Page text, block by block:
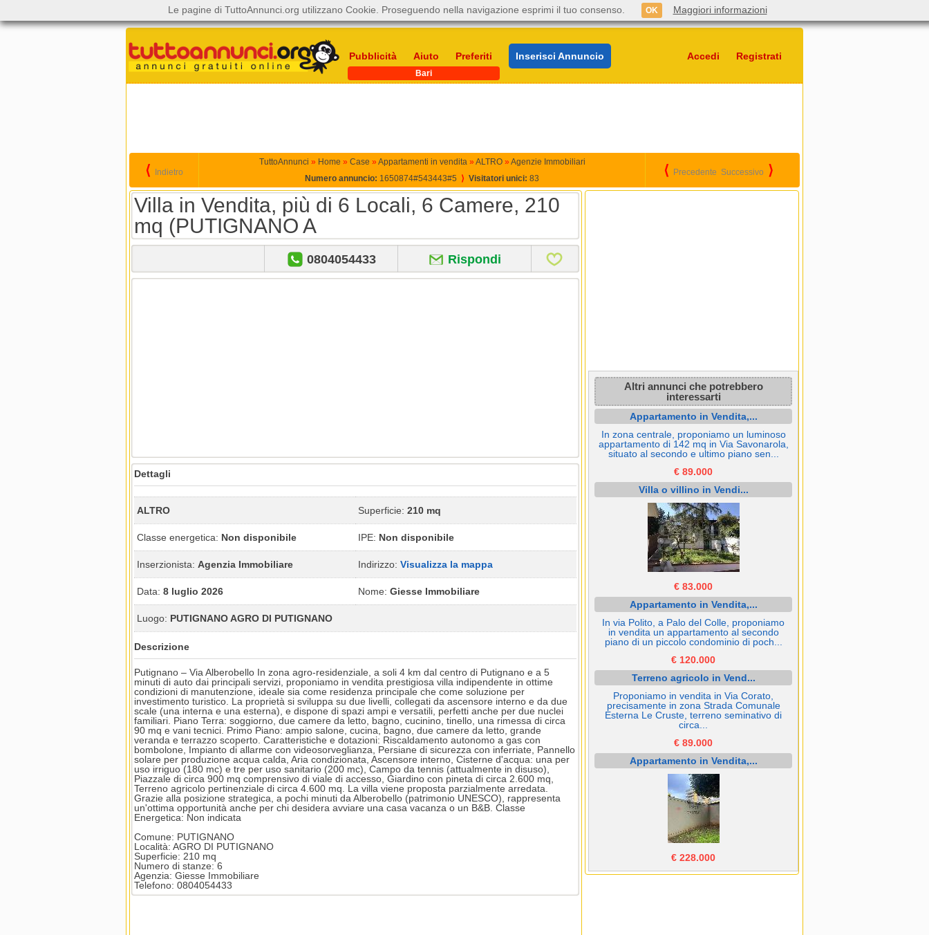
Pubblicità Aiuto Preferiti Inserisci Annuncio Accedi Registrati
Bari
⟨ Indietro
TuttoAnnunci » Home » Case » Appartamenti in vendita » ALTRO » Agenzie Immobiliari
Numero annuncio: 1650874#543443#5 ⟩ Visitatori unici: 83
⟨ Precedente Successivo ⟩
Villa in Vendita, più di 6 Locali, 6 Camere, 210
mq (PUTIGNANO A
0804054433 Rispondi
Dettagli
ALTRO Superficie: 210 mq
Classe energetica: Non disponibile IPE: Non disponibile
Inserzionista: Agenzia Immobiliare Indirizzo: Visualizza la mappa
Data: 8 luglio 2026 Nome: Giesse Immobiliare
Luogo: PUTIGNANO AGRO DI PUTIGNANO
Descrizione
Putignano – Via Alberobello In zona agro-residenziale, a soli 4 km dal centro di Putignano e a 5
minuti di auto dai principali servizi, proponiamo in vendita prestigiosa villa indipendente in ottime
condizioni di manutenzione, ideale sia come residenza principale che come soluzione per
investimento turistico. La proprietà si sviluppa su due livelli, collegati da ascensore interno e da due
scale (una interna e una esterna), e dispone di spazi ampi e versatili, perfetti anche per due nuclei
familiari. Piano Terra: soggiorno, due camere da letto, bagno, cucinino, tinello, una rimessa di circa
90 mq e vani tecnici. Primo Piano: ampio salone, cucina, bagno, due camere da letto, grande
veranda e terrazzo scoperto. Caratteristiche e dotazioni: Riscaldamento autonomo a gas con
bombolone, Impianto di allarme con videosorveglianza, Persiane di sicurezza con inferriate, Pannello
solare per produzione acqua calda, Aria condizionata, Ascensore interno, Cisterne d'acqua: una per
uso irriguo (180 mc) e tre per uso sanitario (200 mc), Campo da tennis (attualmente in disuso),
Piazzale di circa 900 mq comprensivo di viale di accesso, Giardino con pineta di circa 2.600 mq,
Terreno agricolo pertinenziale di circa 4.600 mq. La villa viene proposta parzialmente arredata.
Grazie alla posizione strategica, a pochi minuti da Alberobello (patrimonio UNESCO), rappresenta
un'ottima opportunità anche per chi desidera avviare una casa vacanza o un B&B. Classe
Energetica: Non indicata
Comune: PUTIGNANO
Località: AGRO DI PUTIGNANO
Superficie: 210 mq
Numero di stanze: 6
Agenzia: Giesse Immobiliare
Telefono: 0804054433
Altri annunci che potrebbero
interessarti
Appartamento in Vendita,...
In zona centrale, proponiamo un luminoso
appartamento di 142 mq in Via Savonarola,
situato al secondo e ultimo piano sen...
€ 89.000
Villa o villino in Vendi...
€ 83.000
Appartamento in Vendita,...
In via Polito, a Palo del Colle, proponiamo
in vendita un appartamento al secondo
piano di un piccolo condominio di poch...
€ 120.000
Terreno agricolo in Vend...
Proponiamo in vendita in Via Corato,
precisamente in zona Strada Comunale
Esterna Le Cruste, terreno seminativo di
circa...
€ 89.000
Appartamento in Vendita,...
€ 228.000
Le pagine di TuttoAnnunci.org utilizzano Cookie. Proseguendo nella navigazione esprimi il tuo consenso. OK Maggiori informazioni